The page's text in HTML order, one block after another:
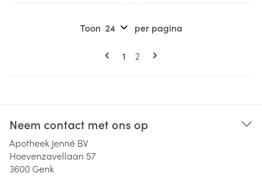
Pagina's
U lees momenteel pagina
1 Pagina
2
Toon per pagina
Neem contact met ons op
Apotheek Jenné BV
Hoevenzavellaan 57
3600 Genk